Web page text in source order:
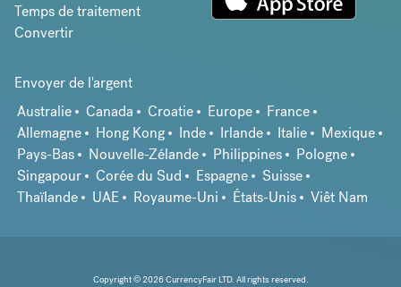
Temps de traitement
Convertir
Envoyer de l'argent
Australie
Canada Croatie Europe
France
Allemagne
Hong Kong Inde Irlande Italie
Mexique
Pays-Bas
Nouvelle-Zélande Philippines
Pologne
Singapour
Corée du Sud Espagne
Suisse
Thaïlande
UAE Royaume-Uni États-Unis Viêt Nam
Copyright © 2026 CurrencyFair LTD. All rights reserved.